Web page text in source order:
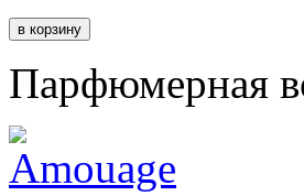
Парфюмерная